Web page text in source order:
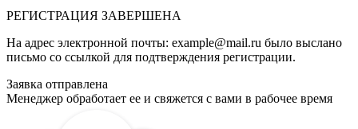
РЕГИСТРАЦИЯ ЗАВЕРШЕНА
На адрес электронной почты: example@mail.ru было выслано
письмо со ссылкой для подтверждения регистрации.
Заявка отправлена
Менеджер обработает ее и свяжется с вами в рабочее время